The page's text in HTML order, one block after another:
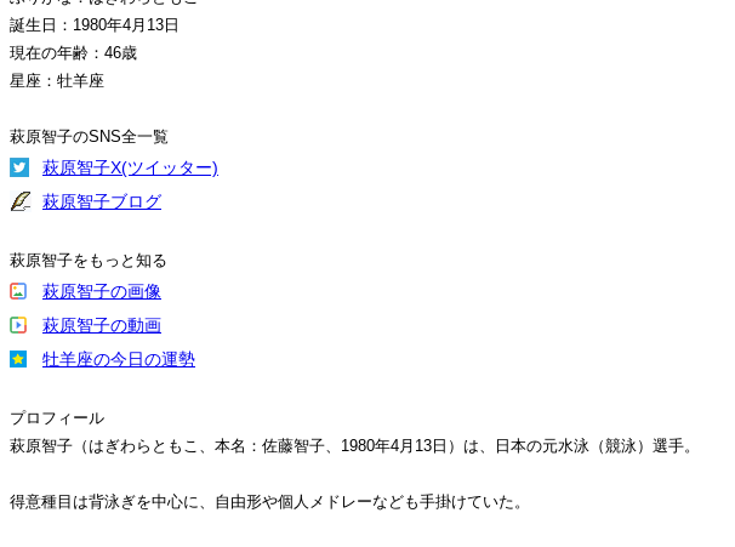
誕生日：1980年4月13日
現在の年齢：46歳
星座：牡羊座
萩原智子のSNS全一覧
萩原智子X(ツイッター)
萩原智子ブログ
萩原智子をもっと知る
萩原智子の画像
萩原智子の動画
牡羊座の今日の運勢
プロフィール
萩原智子（はぎわらともこ、本名：佐藤智子、1980年4月13日）は、日本の元水泳（競泳）選手。
得意種目は背泳ぎを中心に、自由形や個人メドレーなども手掛けていた。